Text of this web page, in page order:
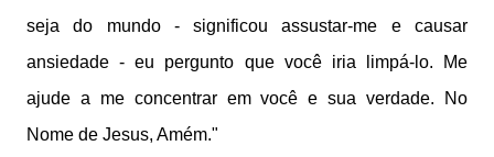
seja do mundo - significou assustar-me e causar
ansiedade - eu pergunto que você iria limpá-lo. Me
ajude a me concentrar em você e sua verdade. No
Nome de Jesus, Amém."